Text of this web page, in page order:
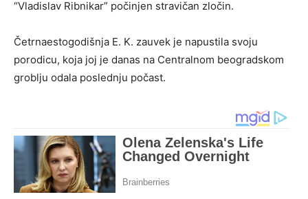
“Vladislav Ribnikar” počinjen stravičan zločin.
Četrnaestogodišnja E. K. zauvek je napustila svoju
porodicu, koja joj je danas na Centralnom beogradskom
groblju odala poslednju počast.